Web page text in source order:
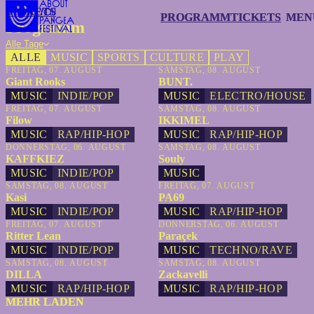
PROGRAMM
PROGRAMMTICKETS
TICKETS
TICKETS
TICKETS
Programm
Alle Tage
ALLE MUSIC SPORTS CULTURE PLAY
FREITAG, 07. AUGUST
Giant Rooks
MUSIC
INDIE/POP
SAMSTAG, 08. AUGUST
BUNT.
MUSIC
ELECTRO/HOUSE
FREITAG, 07. AUGUST
Filow
MUSIC
RAP/HIP-HOP
SAMSTAG, 08. AUGUST
IKKIMEL
MUSIC
RAP/HIP-HOP
DONNERSTAG, 06. AUGUST
KAFFKIEZ
MUSIC
INDIE/POP
SAMSTAG, 08. AUGUST
Souly
MUSIC
SAMSTAG, 08. AUGUST
Kasi
MUSIC
INDIE/POP
FREITAG, 07. AUGUST
PA69
MUSIC
RAP/HIP-HOP
FREITAG, 07. AUGUST
Ritter Lean
MUSIC
INDIE/POP
DONNERSTAG, 06. AUGUST
Paraçek
MUSIC
TECHNO/RAVE
SAMSTAG, 08. AUGUST
DILLA
MUSIC
RAP/HIP-HOP
SAMSTAG, 08. AUGUST
Zackavelli
MUSIC
RAP/HIP-HOP
MEHR LADEN
MEHR LADEN